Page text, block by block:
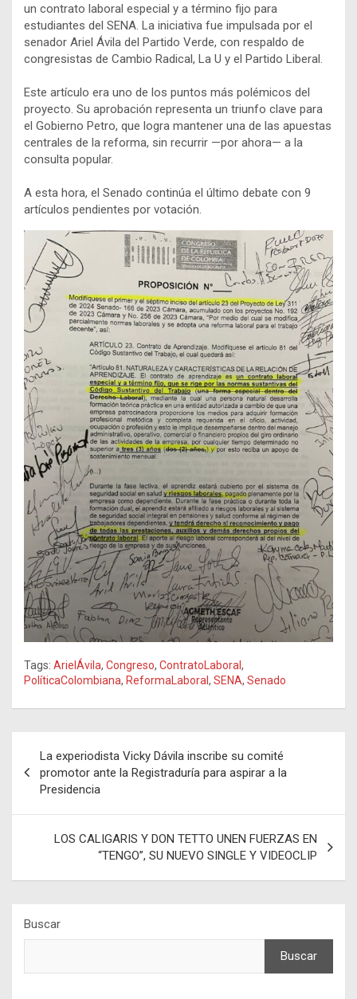
un contrato laboral especial y a término fijo para
estudiantes del SENA. La iniciativa fue impulsada por el
senador Ariel Ávila del Partido Verde, con respaldo de
congresistas de Cambio Radical, La U y el Partido Liberal.
Este artículo era uno de los puntos más polémicos del
proyecto. Su aprobación representa un triunfo clave para
el Gobierno Petro, que logra mantener una de las apuestas
centrales de la reforma, sin recurrir —por ahora— a la
consulta popular.
A esta hora, el Senado continúa el último debate con 9
artículos pendientes por votación.
Tags: ArielÁvila, Congreso, ContratoLaboral ,
PolíticaColombiana, ReformaLaboral , SENA, Senado
de
entradas
La experiodista Vicky Dávila inscribe su comité
promotor ante la Registraduría para aspirar a la
Presidencia
LOS CALIGARIS Y DON TETTO UNEN FUERZAS EN
“TENGO”, SU NUEVO SINGLE Y VIDEOCLIP
Buscar
Buscar